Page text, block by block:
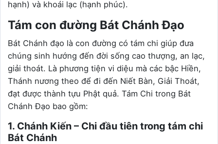
hạnh) và khoái lạc (hạnh phúc).
Tám con đường Bát Chánh Đạo
Bát Chánh đạo là con đường có tám chi giúp đưa
chúng sinh hướng đến đời sống cao thượng, an lạc,
giải thoát. Là phương tiện vi diệu mà các bậc Hiền,
Thánh nương theo để đi đến Niết Bàn, Giải Thoát,
đạt được thành tựu Phật quả. Tám Chi trong Bát
Chánh Đạo bao gồm:
1. Chánh Kiến – Chi đầu tiên trong tám chi
Bát Chánh